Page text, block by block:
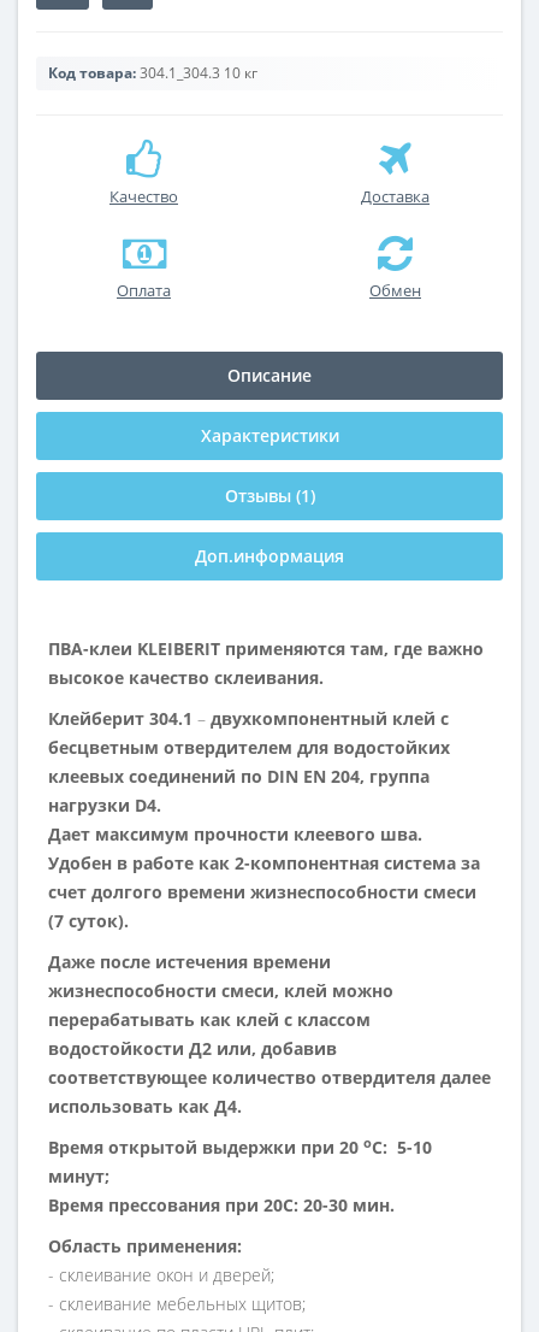
Код товара:304.1_304.3 10 кг
Качество Доставка
Оплата Обмен
Описание
Характеристики
Отзывы (1)
Доп.информация
ПВА-клеи KLEIBERIT применяются там, где важно
высокое качество склеивания.
Клейберит 304.1 – двухкомпонентный клей с
бесцветным отвердителем для водостойких
клеевых соединений по DIN EN 204, группа
нагрузки D4.
Дает максимум прочности клеевого шва.
Удобен в работе как 2-компонентная система за
счет долгого времени жизнеспособности смеси
(7 суток).
Даже после истечения времени
жизнеспособности смеси, клей можно
перерабатывать как клей с классом
водостойкости Д2 или, добавив
соответствующее количество отвердителя далее
использовать как Д4.
Время открытой выдержки при 20 оС: 5-10
минут;
Время прессования при 20С: 20-30 мин.
Область применения:
- склеивание окон и дверей;
- склеивание мебельных щитов;